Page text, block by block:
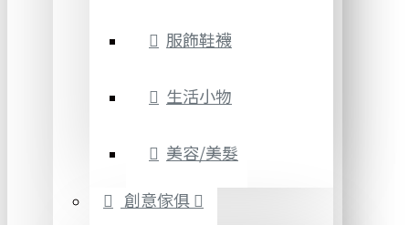
服飾鞋襪
生活小物
美容/美髮
創意傢俱